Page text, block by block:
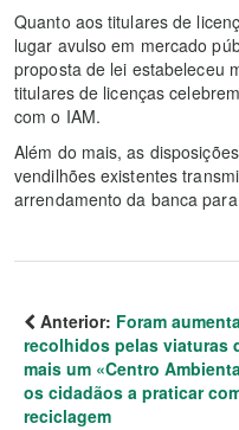
Quanto aos titulares de
lugar avulso em mercado
proposta de lei estabeleceu
titulares de licenças
com o IAM.
Além do mais, as
vendilhões existentes
arrendamento da banca
Anterior: Foram
recolhidos pelas viaturas
mais um «Centro
os cidadãos a praticar
reciclagem